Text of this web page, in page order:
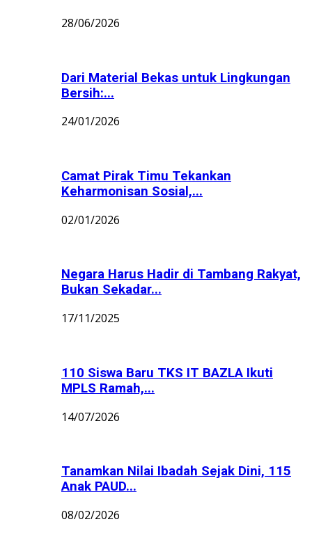
28/06/2026
Dari Material Bekas untuk Lingkungan
Bersih:...
24/01/2026
Camat Pirak Timu Tekankan
Keharmonisan Sosial,...
02/01/2026
Negara Harus Hadir di Tambang Rakyat,
Bukan Sekadar...
17/11/2025
110 Siswa Baru TKS IT BAZLA Ikuti
MPLS Ramah,...
14/07/2026
Tanamkan Nilai Ibadah Sejak Dini, 115
Anak PAUD...
08/02/2026